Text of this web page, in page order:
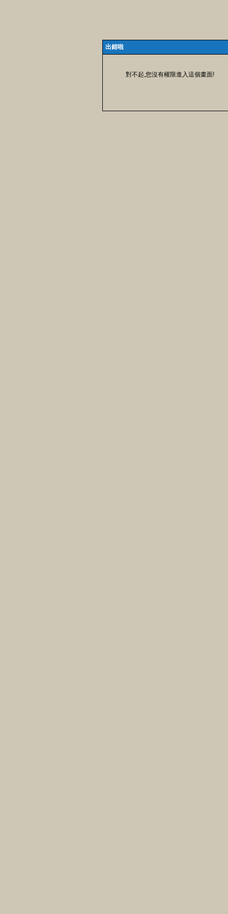
出錯啦
對不起,您沒有權限進入這個畫面!